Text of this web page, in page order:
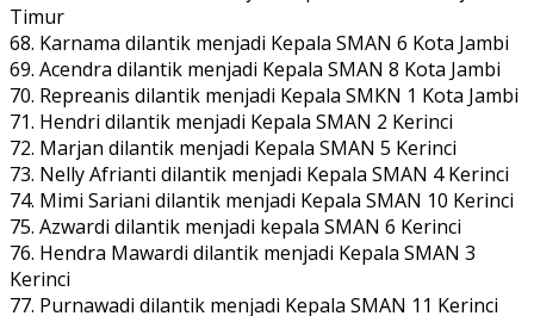
Timur
68. Karnama dilantik menjadi Kepala SMAN 6 Kota Jambi
69. Acendra dilantik menjadi Kepala SMAN 8 Kota Jambi
70. Repreanis dilantik menjadi Kepala SMKN 1 Kota Jambi
71. Hendri dilantik menjadi Kepala SMAN 2 Kerinci
72. Marjan dilantik menjadi Kepala SMAN 5 Kerinci
73. Nelly Afrianti dilantik menjadi Kepala SMAN 4 Kerinci
74. Mimi Sariani dilantik menjadi Kepala SMAN 10 Kerinci
75. Azwardi dilantik menjadi kepala SMAN 6 Kerinci
76. Hendra Mawardi dilantik menjadi Kepala SMAN 3
Kerinci
77. Purnawadi dilantik menjadi Kepala SMAN 11 Kerinci